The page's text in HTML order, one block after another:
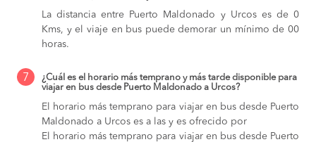
La distancia entre Puerto Maldonado y Urcos es de 0
Kms, y el viaje en bus puede demorar un mínimo de 00
horas.
7
¿Cuál es el horario más temprano y más tarde disponible para
viajar en bus desde Puerto Maldonado a Urcos?
El horario más temprano para viajar en bus desde Puerto
Maldonado a Urcos es a las y es ofrecido por
El horario más temprano para viajar en bus desde Puerto